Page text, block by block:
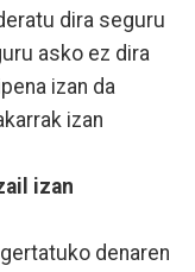
dira seguru
asko ez dira
izan da
izan
izan
denaren